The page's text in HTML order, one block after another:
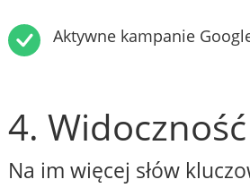
Aktywne kampanie
4. Widoczność
Na im więcej słów